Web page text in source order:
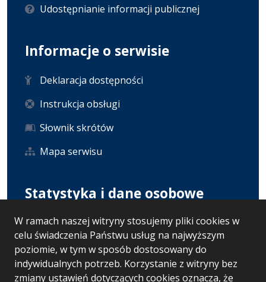
W ramach naszej witryny stosujemy pliki cookies w
celu świadczenia Państwu usług na najwyższym
poziomie, w tym w sposób dostosowany do
indywidualnych potrzeb. Korzystanie z witryny bez
zmiany ustawień dotyczących cookies oznacza, że
Udostępnianie informacji publicznej
Informacje o serwisie
Deklaracja dostępności
Instrukcja obsługi
Słownik skrótów
Mapa serwisu
Statystyka i dane osobowe
Statystyki oglądalności
Ostatnio dodane
RODO